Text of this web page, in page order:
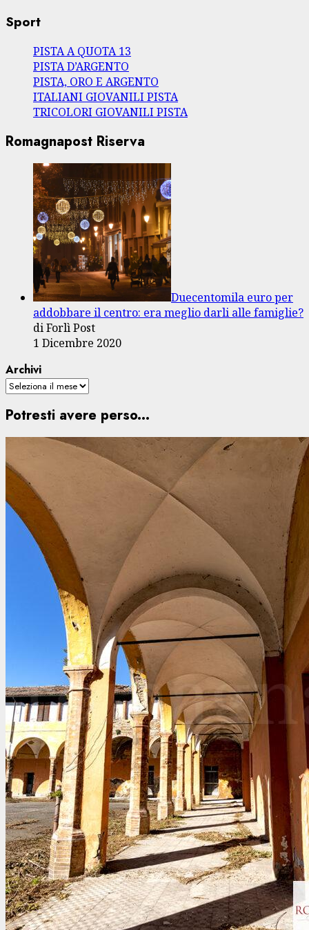
Sport
PISTA A QUOTA 13
PISTA D’ARGENTO
PISTA, ORO E ARGENTO
ITALIANI GIOVANILI PISTA
TRICOLORI GIOVANILI PISTA
Romagnapost Riserva
Duecentomila euro per
addobbare il centro: era meglio darli alle famiglie?
di Forlì Post
1 Dicembre 2020
Archivi
Potresti avere perso...